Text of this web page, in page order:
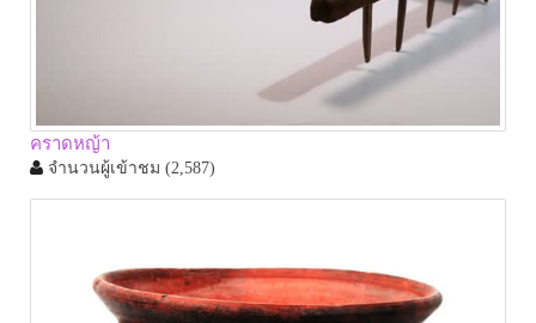
คราดหญ้า
จำนวนผู้เข้าชม (2,587)